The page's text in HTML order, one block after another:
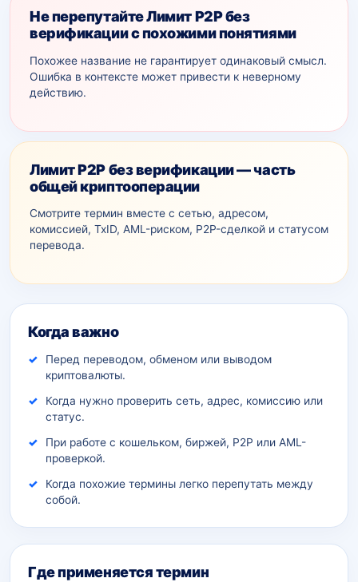
Не перепутайте Лимит P2P без
верификации с похожими понятиями
Похожее название не гарантирует одинаковый смысл.
Ошибка в контексте может привести к неверному
действию.
Лимит P2P без верификации — часть
общей криптооперации
Смотрите термин вместе с сетью, адресом,
комиссией, TxID, AML-рискoм, P2P-сделкой и статусом
перевода.
Дополнительный контекст
Когда важно
Перед переводом, обменом или выводом
криптовалюты.
Когда нужно проверить сеть, адрес, комиссию или
статус.
При работе с кошельком, биржей, P2P или AML-
проверкой.
Когда похожие термины легко перепутать между
собой.
Где применяется термин